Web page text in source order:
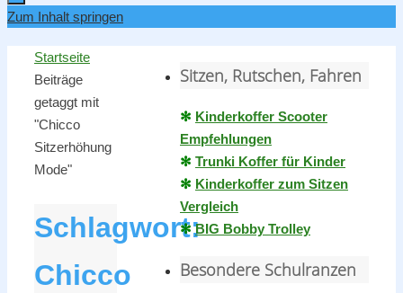
Zum Inhalt springen
Startseite
Beiträge
getaggt mit
"Chicco
Sitzerhöhung
Mode"
Schlagwort:
Chicco
Sitzen, Rutschen, Fahren
✻ Kinderkoffer Scooter
Empfehlungen
✻ Trunki Koffer für Kinder
✻ Kinderkoffer zum Sitzen
Vergleich
✻ BIG Bobby Trolley
Besondere Schulranzen